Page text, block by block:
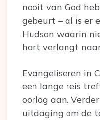
nooit van God
gebeurt – al is er
Hudson waarin
hart verlangt
Evangeliseren in
een lange reis
oorlog aan.
uitdaging om de